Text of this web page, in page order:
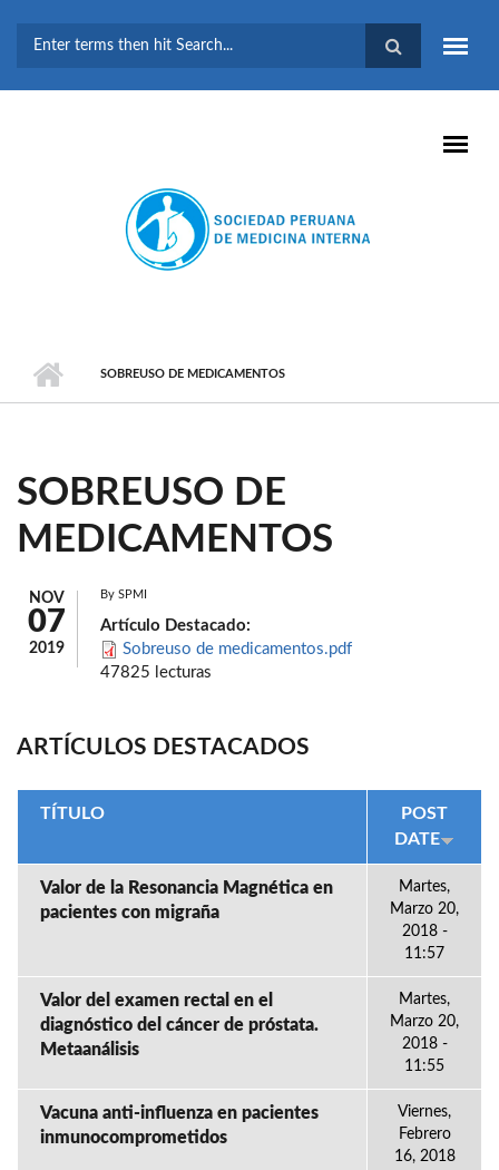
BÚSQUEDA
SOBREUSO DE MEDICAMENTOS
SOBREUSO DE
MEDICAMENTOS
NOV
07
2019
By SPMI
Artículo Destacado:
Sobreuso de medicamentos.pdf
47825 lecturas
ARTÍCULOS DESTACADOS
TÍTULO
POST
DATE
Valor de la Resonancia Magnética en
pacientes con migraña
Martes,
Marzo 20,
2018 -
11:57
Valor del examen rectal en el
diagnóstico del cáncer de próstata.
Metaanálisis
Martes,
Marzo 20,
2018 -
11:55
Vacuna anti-influenza en pacientes
inmunocomprometidos
Viernes,
Febrero
16, 2018